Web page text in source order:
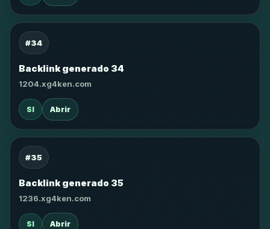
#34
Backlink generado 34
1204.xg4ken.com
SI Abrir
#35
Backlink generado 35
1236.xg4ken.com
SI Abrir